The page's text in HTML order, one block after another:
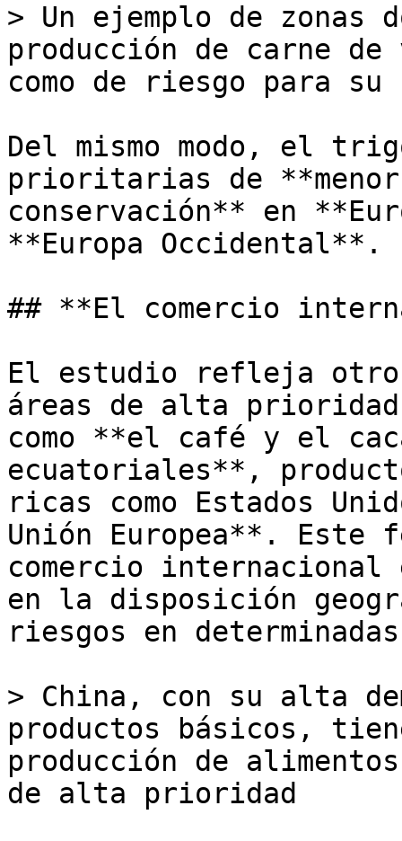
> Un ejemplo de zonas
producción de carne
como de riesgo para
Del mismo modo, el
prioritarias de
conservación** en
**Europa Occidental**.
## **El comercio
El estudio refleja
áreas de alta
como **el café y el
ecuatoriales**,
ricas como Estados
Unión Europea**. Este
comercio
en la disposición
riesgos en
> China, con su alta
productos básicos,
producción de
de alta prioridad